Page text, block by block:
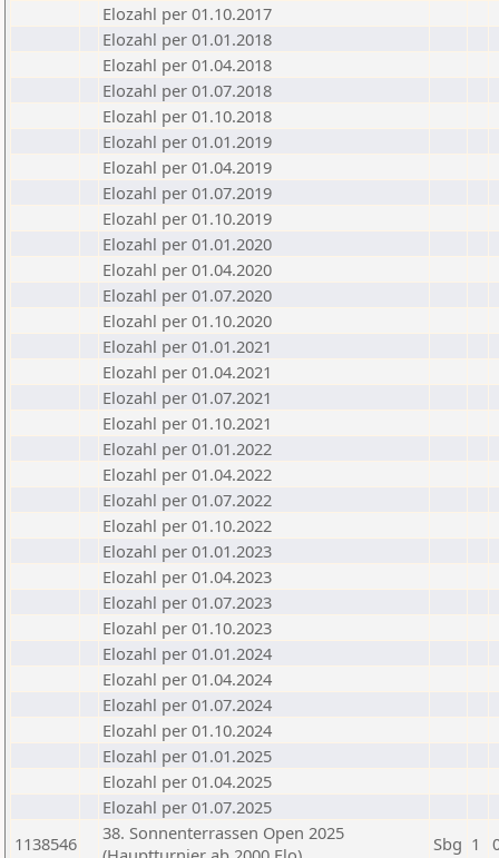
Elozahl per 01.10.2017
Elozahl per 01.01.2018
Elozahl per 01.04.2018
Elozahl per 01.07.2018
Elozahl per 01.10.2018
Elozahl per 01.01.2019
Elozahl per 01.04.2019
Elozahl per 01.07.2019
Elozahl per 01.10.2019
Elozahl per 01.01.2020
Elozahl per 01.04.2020
Elozahl per 01.07.2020
Elozahl per 01.10.2020
Elozahl per 01.01.2021
Elozahl per 01.04.2021
Elozahl per 01.07.2021
Elozahl per 01.10.2021
Elozahl per 01.01.2022
Elozahl per 01.04.2022
Elozahl per 01.07.2022
Elozahl per 01.10.2022
Elozahl per 01.01.2023
Elozahl per 01.04.2023
Elozahl per 01.07.2023
Elozahl per 01.10.2023
Elozahl per 01.01.2024
Elozahl per 01.04.2024
Elozahl per 01.07.2024
Elozahl per 01.10.2024
Elozahl per 01.01.2025
Elozahl per 01.04.2025
Elozahl per 01.07.2025
1138546
38. Sonnenterrassen Open 2025
Sbg 1